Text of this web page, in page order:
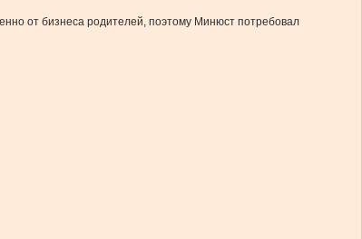
от бизнеса родителей, поэтому Минюст потребовал